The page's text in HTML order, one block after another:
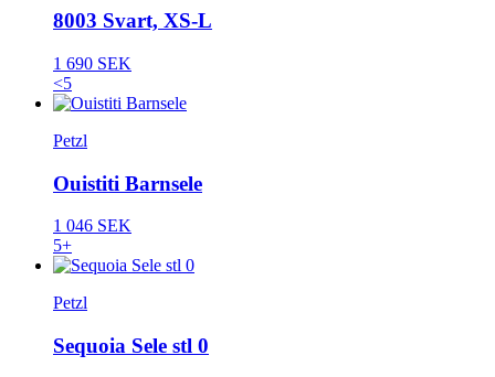
8003 Svart, XS-L
1 690 SEK
<5
Petzl
Ouistiti Barnsele
1 046 SEK
5+
Petzl
Sequoia Sele stl 0